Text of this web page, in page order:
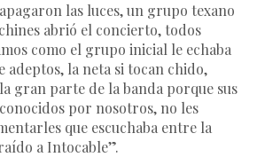
las luces, un grupo texano
abrió el concierto, todos
como el grupo inicial le echaba
adeptos, la neta si tocan chido,
gran parte de la banda porque sus
por nosotros, no les
que escuchaba entre la
a Intocable”.